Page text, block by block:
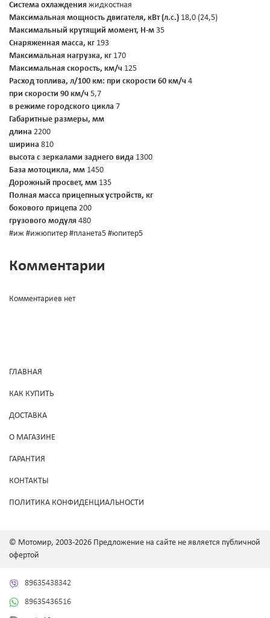
Система охлаждения жидкостная
Максимальная мощность двигателя, кВт (л.с.) 18,0 (24,5)
Максимальный крутящий момент, Н-м 35
Снаряженная масса, кг 193
Максимальная нагрузка, кг 170
Максимальная скорость, км/ч 125
Расход топлива, л/100 км: при скорости 60 км/ч 4
при скорости 90 км/ч 5,7
в режиме городского цикла 7
Габаритные размеры, мм
длина 2200
ширина 810
высота с зеркалами заднего вида 1300
База мотоцикла, мм 1450
Дорожный просвет, мм 135
Полная масса прицепных устройств, кг
бокового прицепа 200
грузового модуля 480
#иж #ижюпитер #планета5 #юпитер5
Комментарии
Комментариев нет
ГЛАВНАЯ
КАК КУПИТЬ
ДОСТАВКА
О МАГАЗИНЕ
ГАРАНТИЯ
КОНТАКТЫ
ПОЛИТИКА КОНФИДЕНЦИАЛЬНОСТИ
© Мотомир, 2003-2026 Предложение на сайте не является публичной
офертой
89635438342
89635436516